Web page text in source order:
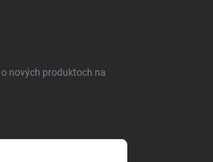
nových produktoch na